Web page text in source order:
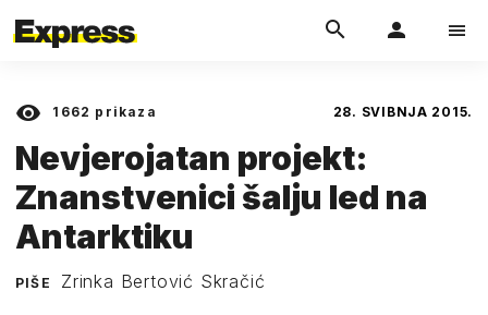
1662 prikaza 28. SVIBNJA 2015.
Nevjerojatan projekt:
Znanstvenici šalju led na
Antarktiku
PIŠE Zrinka Bertović Skračić